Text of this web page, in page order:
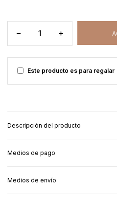
Este producto es para regalar
Descripción del producto
Para las mamás que quieren dar la
Cuando te conocí, todas mi
realidad.
Medios de pago
Medios de envío